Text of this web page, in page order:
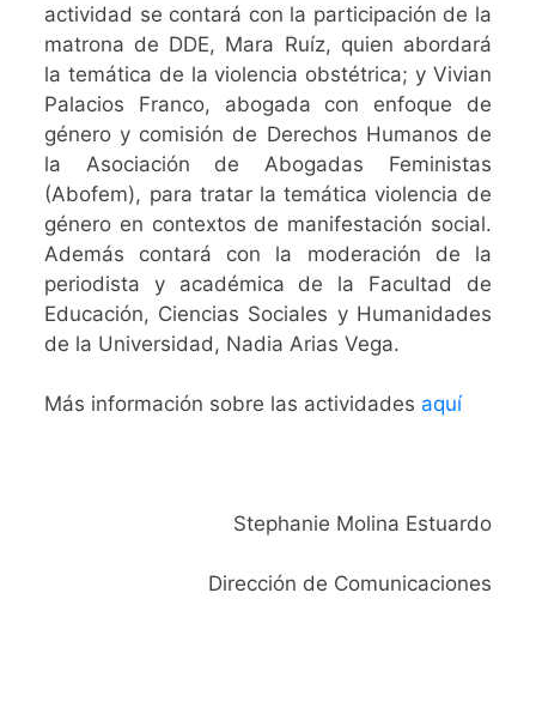
actividad se contará con la participación de la
matrona de DDE, Mara Ruíz, quien abordará
la temática de la violencia obstétrica; y Vivian
Palacios Franco, abogada con enfoque de
género y comisión de Derechos Humanos de
la Asociación de Abogadas Feministas
(Abofem), para tratar la temática violencia de
género en contextos de manifestación social.
Además contará con la moderación de la
periodista y académica de la Facultad de
Educación, Ciencias Sociales y Humanidades
de la Universidad, Nadia Arias Vega.
Más información sobre las actividades aquí
Stephanie Molina Estuardo
Dirección de Comunicaciones